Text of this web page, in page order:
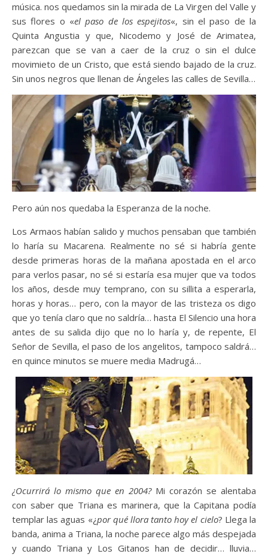
música. nos quedamos sin la mirada de La Virgen del Valle y
sus flores o «el paso de los espejitos«, sin el paso de la
Quinta Angustia y que, Nicodemo y José de Arimatea,
parezcan que se van a caer de la cruz o sin el dulce
movimieto de un Cristo, que está siendo bajado de la cruz.
Sin unos negros que llenan de Ángeles las calles de Sevilla…
Pero aún nos quedaba la Esperanza de la noche.
Los Armaos habían salido y muchos pensaban que también
lo haría su Macarena. Realmente no sé si habría gente
desde primeras horas de la mañana apostada en el arco
para verlos pasar, no sé si estaría esa mujer que va todos
los años, desde muy temprano, con su sillita a esperarla,
horas y horas… pero, con la mayor de las tristeza os digo
que yo tenía claro que no saldría… hasta El Silencio una hora
antes de su salida dijo que no lo haría y, de repente, El
Señor de Sevilla, el paso de los angelitos, tampoco saldrá…
en quince minutos se muere media Madrugá…
¿Ocurrirá lo mismo que en 2004?Mi corazón se alentaba
con saber que Triana es marinera, que la Capitana podía
templar las aguas «¿por qué llora tanto hoy el cielo? Llega la
banda, anima a Triana, la noche parece algo más despejada
y cuando Triana y Los Gitanos han de decidir… lluvia…